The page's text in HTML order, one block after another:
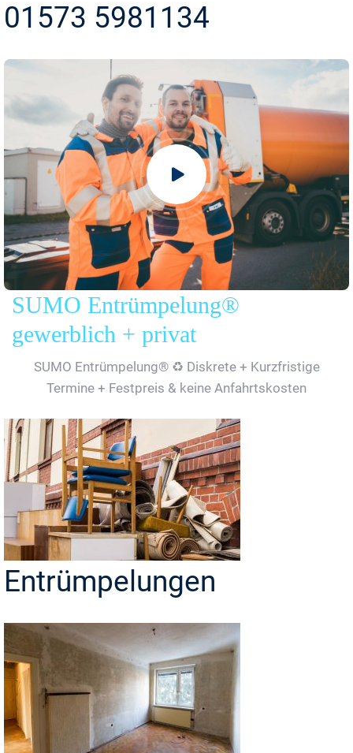
01573 5981134
SUMO Entrümpelung®
gewerblich + privat
SUMO Entrümpelung® ♻️ Diskrete + Kurzfristige
Termine + Festpreis & keine Anfahrtskosten
Entrümpelungen